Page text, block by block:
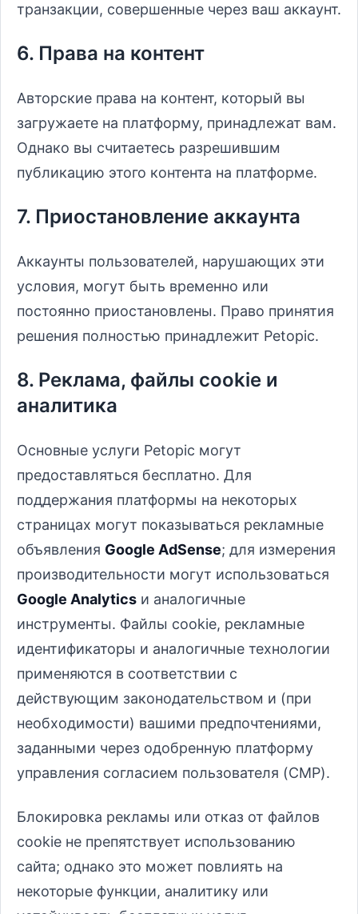
транзакции, совершенные через ваш аккаунт.
6. Права на контент
Авторские права на контент, который вы
загружаете на платформу, принадлежат вам.
Однако вы считаетесь разрешившим
публикацию этого контента на платформе.
7. Приостановление аккаунта
Аккаунты пользователей, нарушающих эти
условия, могут быть временно или
постоянно приостановлены. Право принятия
решения полностью принадлежит Petopic.
8. Реклама, файлы cookie и
аналитика
Основные услуги Petopic могут
предоставляться бесплатно. Для
поддержания платформы на некоторых
страницах могут показываться рекламные
объявления Google AdSense; для измерения
производительности могут использоваться
Google Analytics и аналогичные
инструменты. Файлы cookie, рекламные
идентификаторы и аналогичные технологии
применяются в соответствии с
действующим законодательством и (при
необходимости) вашими предпочтениями,
заданными через одобренную платформу
управления согласием пользователя (CMP).
Блокировка рекламы или отказ от файлов
cookie не препятствует использованию
сайта; однако это может повлиять на
некоторые функции, аналитику или